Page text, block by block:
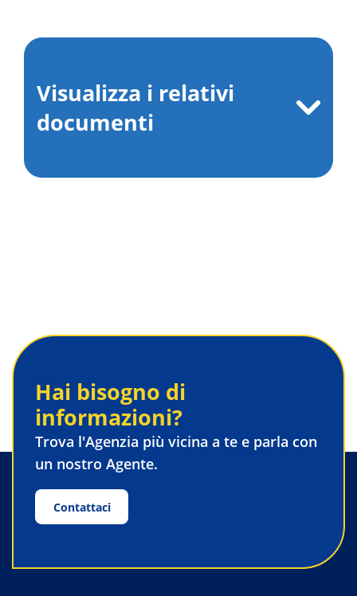
Visualizza i relativi
documenti
Hai bisogno di
informazioni?
Trova l'Agenzia più vicina a te e parla con
un nostro Agente.
Contattaci